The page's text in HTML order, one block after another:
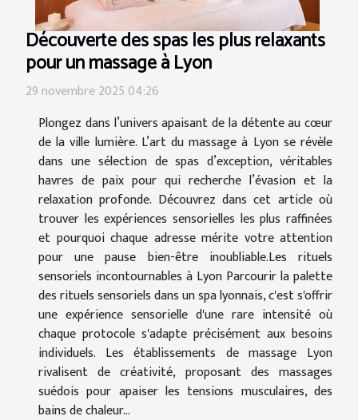
Découverte des spas les plus relaxants
pour un massage à Lyon
29 novembre 2025 04:26
Plongez dans l’univers apaisant de la détente au cœur
de la ville lumière. L’art du massage à Lyon se révèle
dans une sélection de spas d’exception, véritables
havres de paix pour qui recherche l’évasion et la
relaxation profonde. Découvrez dans cet article où
trouver les expériences sensorielles les plus raffinées
et pourquoi chaque adresse mérite votre attention
pour une pause bien-être inoubliable.Les rituels
sensoriels incontournables à Lyon Parcourir la palette
des rituels sensoriels dans un spa lyonnais, c'est s'offrir
une expérience sensorielle d'une rare intensité où
chaque protocole s'adapte précisément aux besoins
individuels. Les établissements de massage Lyon
rivalisent de créativité, proposant des massages
suédois pour apaiser les tensions musculaires, des
bains de chaleur...